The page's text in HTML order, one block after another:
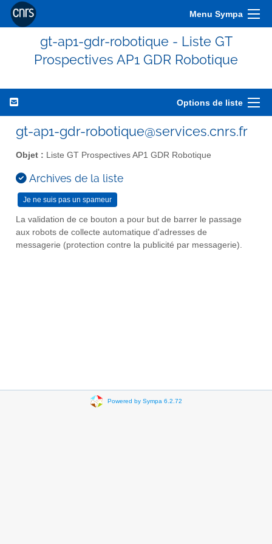
Menu Sympa
gt-ap1-gdr-robotique - Liste GT
Prospectives AP1 GDR Robotique
Options de liste
gt-ap1-gdr-robotique@services.cnrs.fr
Objet : Liste GT Prospectives AP1 GDR Robotique
Archives de la liste
La validation de ce bouton a pour but de barrer le passage
aux robots de collecte automatique d'adresses de
messagerie (protection contre la publicité par messagerie).
Powered by Sympa 6.2.72